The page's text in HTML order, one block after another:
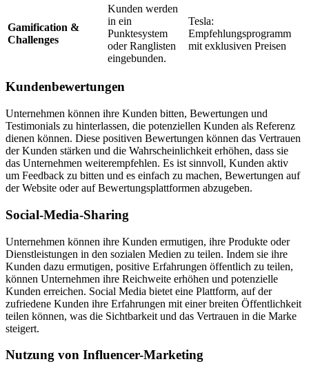
Gamification &
Challenges
Kunden werden
in ein
Punktesystem
oder Ranglisten
eingebunden.
Tesla:
Empfehlungsprogramm
mit exklusiven Preisen
Kundenbewertungen
Unternehmen können ihre Kunden bitten, Bewertungen und
Testimonials zu hinterlassen, die potenziellen Kunden als Referenz
dienen können. Diese positiven Bewertungen können das Vertrauen
der Kunden stärken und die Wahrscheinlichkeit erhöhen, dass sie
das Unternehmen weiterempfehlen. Es ist sinnvoll, Kunden aktiv
um Feedback zu bitten und es einfach zu machen, Bewertungen auf
der Website oder auf Bewertungsplattformen abzugeben.
Social-Media-Sharing
Unternehmen können ihre Kunden ermutigen, ihre Produkte oder
Dienstleistungen in den sozialen Medien zu teilen. Indem sie ihre
Kunden dazu ermutigen, positive Erfahrungen öffentlich zu teilen,
können Unternehmen ihre Reichweite erhöhen und potenzielle
Kunden erreichen. Social Media bietet eine Plattform, auf der
zufriedene Kunden ihre Erfahrungen mit einer breiten Öffentlichkeit
teilen können, was die Sichtbarkeit und das Vertrauen in die Marke
steigert.
Nutzung von Influencer-Marketing